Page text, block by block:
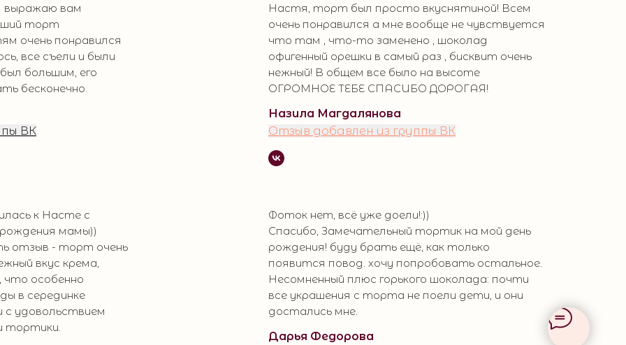
выражаю вам
торт
очень понравился
все съели и были
большим, его
бесконечно.
ВК
Настя, торт был просто вкуснятиной! Всем
очень понравился а мне вообще не чувствуется
что там , что-то заменено , шоколад
офигенный орешки в самый раз , бисквит очень
нежный! В общем все было на высоте
ОГРОМНОЕ ТЕБЕ СПАСИБО ДОРОГАЯ!
Назила Магдалянова
Отзыв добавлен из группы ВК
к Насте с
мамы))
отзыв - торт очень
вкус крема,
особенно
в серединке
удовольствием
тортики.
Фоток нет, всё уже доели!:))
Спасибо, Замечательный тортик на мой день
рождения! буду брать ещё, как только
появится повод. хочу попробовать остальное.
Несомненный плюс горького шоколада: почти
все украшения с торта не поели дети, и они
достались мне.
Дарья Федорова